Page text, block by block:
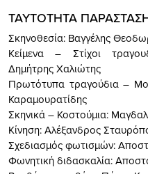
ΤΑΥΤΟΤΗΤΑ
Σκηνοθεσία: Βαγγέλης
Κείμενα – Στίχοι
Δημήτρης Χαλιώτης
Πρωτότυπα τραγούδια –
Καραμουρατίδης
Σκηνικά – Κοστούμια:
Κίνηση: Αλέξανδρος
Σχεδιασμός φωτισμών:
Φωνητική διδασκαλία: